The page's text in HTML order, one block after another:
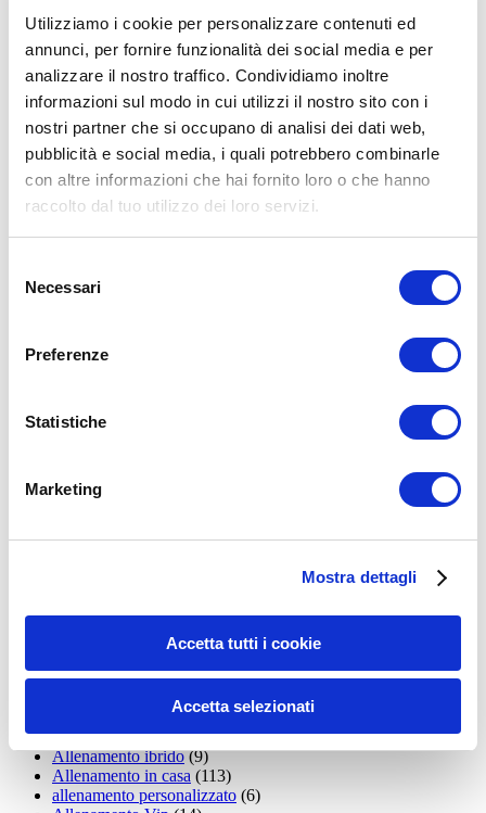
Utilizziamo i cookie per personalizzare contenuti ed
annunci, per fornire funzionalità dei social media e per
analizzare il nostro traffico. Condividiamo inoltre
informazioni sul modo in cui utilizzi il nostro sito con i
nostri partner che si occupano di analisi dei dati web,
pubblicità e social media, i quali potrebbero combinarle
con altre informazioni che hai fornito loro o che hanno
raccolto dal tuo utilizzo dei loro servizi.
delNecessari
Preferenze
Statistiche
Marketing
Mostra dettagli
Accetta tutti i cookie
Accetta selezionati
ALLENATI CON ME!
15WORKOUT
Addominali(99)
Allenamenti in Diretta(30)
(1.800)
Allenamento Braccia(9)
Allenamento con il TRX
(36)
Allenamento Donne(75)
Allenamento funzionale(6)
Allenamento ibrido (9)
Allenamento in casa (113)
allenamento personalizzato (6)